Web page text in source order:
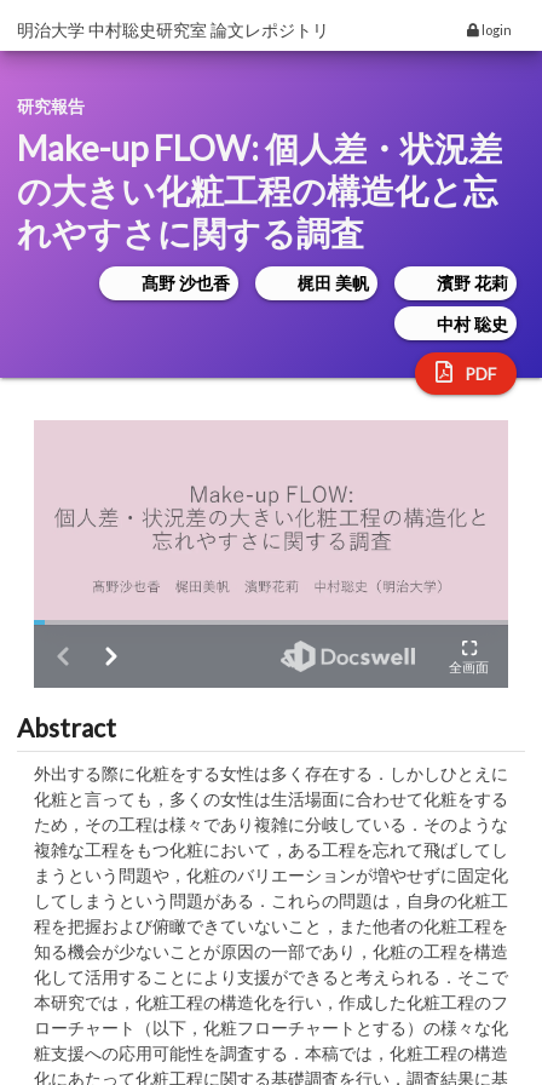
明治大学 中村聡史研究室 論文レポジトリ login
研究報告
Make-up FLOW: 個人差・状況差
の大きい化粧工程の構造化と忘
れやすさに関する調査
髙野 沙也香 梶田 美帆
濱野 花莉
中村 聡史
PDF
Abstract
外出する際に化粧をする女性は多く存在する．しかしひとえに
化粧と言っても，多くの女性は生活場面に合わせて化粧をする
ため，その工程は様々であり複雑に分岐している．そのような
複雑な工程をもつ化粧において，ある工程を忘れて飛ばしてし
まうという問題や，化粧のバリエーションが増やせずに固定化
してしまうという問題がある．これらの問題は，自身の化粧工
程を把握および俯瞰できていないこと，また他者の化粧工程を
知る機会が少ないことが原因の一部であり，化粧の工程を構造
化して活用することにより支援ができると考えられる．そこで
本研究では，化粧工程の構造化を行い，作成した化粧工程のフ
ローチャート（以下，化粧フローチャートとする）の様々な化
粧支援への応用可能性を調査する．本稿では，化粧工程の構造
化にあたって化粧工程に関する基礎調査を行い，調査結果に基